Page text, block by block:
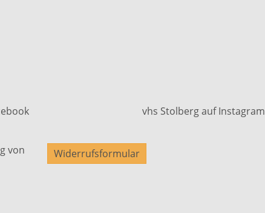
von
vhs Stolberg auf Instagram
Widerrufsformular